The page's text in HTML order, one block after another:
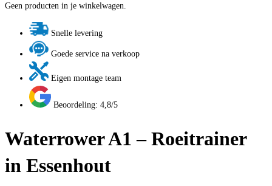
Geen producten in je winkelwagen.
Snelle levering
Goede service na verkoop
Eigen montage team
Beoordeling: 4,8/5
Waterrower A1 – Roeitrainer
in Essenhout